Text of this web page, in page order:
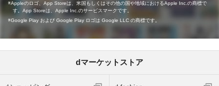
Appleのロゴ、App Storeは、米国もしくはその他の国や地域におけるApple Inc.の商標で
す。App Storeは、Apple Inc.のサービスマークです。
Google Play および Google Play ロゴは Google LLC の商標です。
dマーケットストア